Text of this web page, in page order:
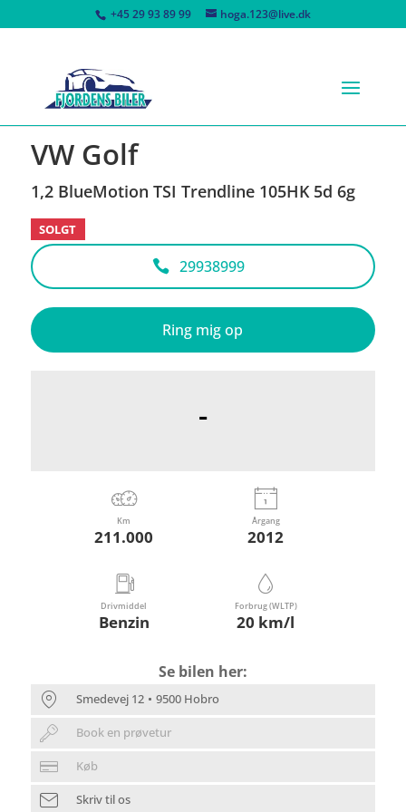
+45 29 93 89 99 hoga.123@live.dk
Tilbage til søgeresultat
VW Golf
1,2 BlueMotion TSI Trendline 105HK 5d 6g
SOLGT
29938999
Ring mig op
-
Km
211.000
Årgang
2012
Drivmiddel
Benzin
Forbrug (WLTP)
20 km/l
Se bilen her:
Smedevej 12 9500 Hobro
Book en prøvetur
Køb
Skriv til os